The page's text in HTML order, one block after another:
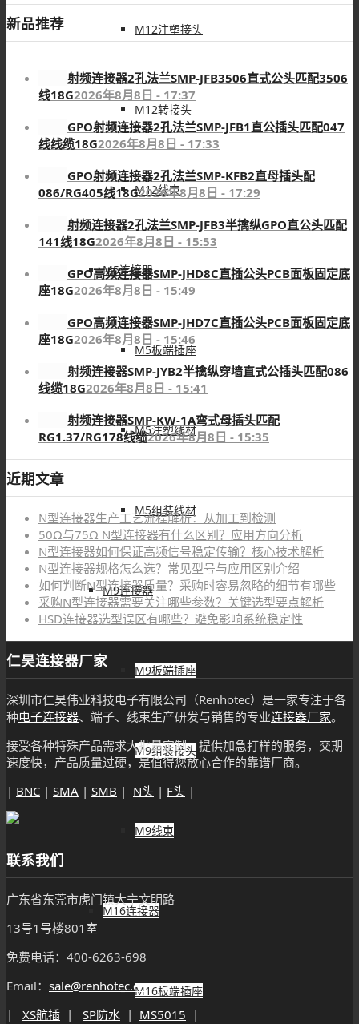
M12注塑接头
M12转接头
M12线束
M5连接器
M5板端插座
M5注塑线材
M5组装线材
M9连接器
M9板端插座
M9组装接头
M9线束
M16连接器
M16板端插座
新品推荐
射频连接器2孔法兰SMP-JFB3506直式公头匹配3506
线18G2026年8月8日 - 17:37
GPO射频连接器2孔法兰SMP-JFB1直公插头匹配047
线线缆18G2026年8月8日 - 17:33
GPO射频连接器2孔法兰SMP-KFB2直母插头配
086/RG405线18G2026年8月8日 - 17:29
射频连接器2孔法兰SMP-JFB3半擒纵GPO直公头匹配
141线18G2026年8月8日 - 15:53
GPO高频连接器SMP-JHD8C直插公头PCB面板固定底
座18G2026年8月8日 - 15:49
GPO高频连接器SMP-JHD7C直插公头PCB面板固定底
座18G2026年8月8日 - 15:46
射频连接器SMP-JYB2半擒纵穿墙直式公插头匹配086
线缆18G2026年8月8日 - 15:41
射频连接器SMP-KW-1A弯式母插头匹配
RG1.37/RG178线缆2026年8月8日 - 15:35
近期文章
N型连接器生产工艺流程解析：从加工到检测
50Ω与75Ω N型连接器有什么区别？应用方向分析
N型连接器如何保证高频信号稳定传输？核心技术解析
N型连接器规格怎么选？常见型号与应用区别介绍
如何判断N型连接器质量？采购时容易忽略的细节有哪些
采购N型连接器需要关注哪些参数？关键选型要点解析
HSD连接器选型误区有哪些？避免影响系统稳定性
仁昊连接器厂家
深圳市仁昊伟业科技电子有限公司（Renhotec）是一家专注于各
种电子连接器、端子、线束生产研发与销售的专业连接器厂家。
接受各种特殊产品需求大批量定制，提供加急打样的服务，交期
速度快，产品质量过硬，是值得您放心合作的靠谱厂商。
| BNC | SMA | SMB | N头 | F头 |
联系我们
广东省东莞市虎门镇大宁文明路
13号1号楼801室
免费电话：400-6263-698
Email： sale@renhotec.cn
| XS航插 | SP防水 | MS5015 |